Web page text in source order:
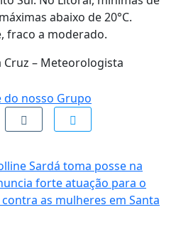
abaixo de 20°C.
fraco a moderado.
Cruz – Meteorologista